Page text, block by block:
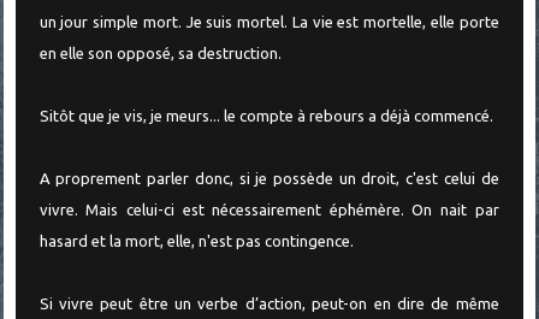
un jour simple mort. Je suis mortel. La vie est mortelle, elle porte
en elle son opposé, sa destruction.
Sitôt que je vis, je meurs... le compte à rebours a déjà commencé.
A proprement parler donc, si je possède un droit, c'est celui de
vivre. Mais celui-ci est nécessairement éphémère. On nait par
hasard et la mort, elle, n'est pas contingence.
Si vivre peut être un verbe d’action, peut-on en dire de même